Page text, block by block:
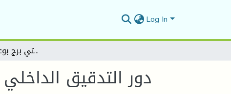
Log In
دور التدقيق الداخلي في تفعيل مبادئ حوكمة الشركات (عينة شركات من ولايتي برج بوعريريج والمسيلة )
دور التدقيق